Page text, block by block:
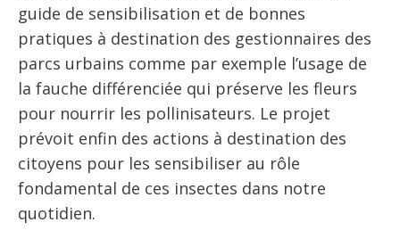
guide de sensibilisation et de bonnes
pratiques à destination des gestionnaires des
parcs urbains comme par exemple l’usage de
la fauche différenciée qui préserve les fleurs
pour nourrir les pollinisateurs. Le projet
prévoit enfin des actions à destination des
citoyens pour les sensibiliser au rôle
fondamental de ces insectes dans notre
quotidien.